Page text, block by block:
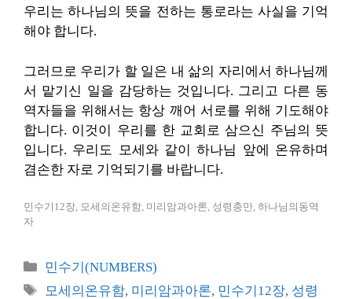
우리는 하나님의 뜻을 전하는 통로라는 사실을 기억
해야 합니다.
그러므로 우리가 할 일은 내 삶의 자리에서 하나님께
서 맡기신 일을 감당하는 것입니다. 그리고 다른 동
역자들을 위해서는 항상 깨어 서로를 위해 기도해야
합니다. 이것이 우리를 한 교회로 삼으신 주님의 뜻
입니다. 우리도 모세와 같이 하나님 앞에 온유하며
겸손한 자로 기억되기를 바랍니다.
민수기12장, 모세의온유함, 미리암과아론, 성령충만, 하나님의동역
자
카
테
민수기(NUMBERS)
태
모세의온유함, 미리암과아론, 민수기12장, 성령